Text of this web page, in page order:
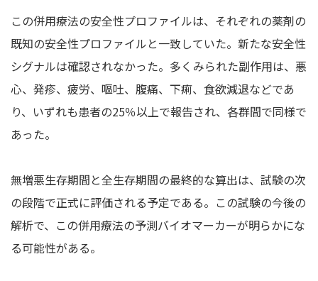
この併用療法の安全性プロファイルは、それぞれの薬剤の
既知の安全性プロファイルと一致していた。新たな安全性
シグナルは確認されなかった。多くみられた副作用は、悪
心、発疹、疲労、嘔吐、腹痛、下痢、食欲減退などであ
り、いずれも患者の25％以上で報告され、各群間で同様で
あった。
無増悪生存期間と全生存期間の最終的な算出は、試験の次
の段階で正式に評価される予定である。この試験の今後の
解析で、この併用療法の予測バイオマーカーが明らかにな
る可能性がある。